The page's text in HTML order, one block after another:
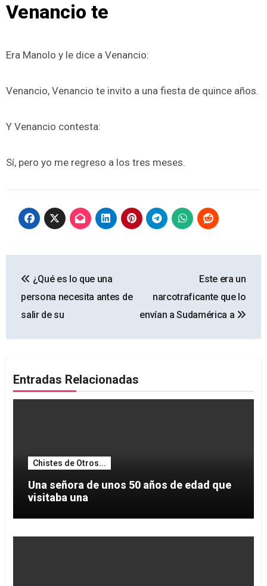
Venancio te
Era Manolo y le dice a Venancio:
Venancio, Venancio te invito a una fiesta de quince años.
Y Venancio contesta:
Sí, pero yo me regreso a los tres meses.
de
entradas
¿Qué es lo que una
persona necesita antes de
salir de su
Este era un
narcotraficante que lo
envían a Sudamérica a
Entradas Relacionadas
Chistes de Otros...
Una señora de unos 50 años de edad que
visitaba una